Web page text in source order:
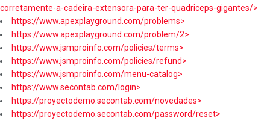
corretamente-a-cadeira-extensora-para-ter-quadriceps-gigantes/>
https://www.apexplayground.com/problems>
https://www.apexplayground.com/problem/2>
https://www.jsmproinfo.com/policies/terms>
https://www.jsmproinfo.com/policies/refund>
https://www.jsmproinfo.com/menu-catalog>
https://www.secontab.com/login>
https://proyectodemo.secontab.com/novedades>
https://proyectodemo.secontab.com/password/reset>